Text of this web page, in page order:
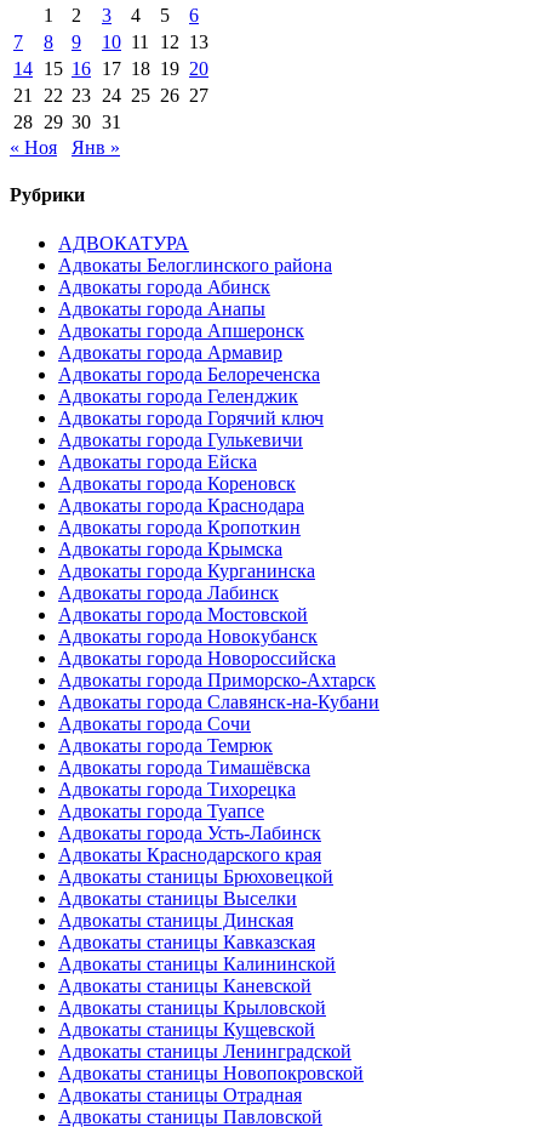
1
2 3 4 5
6
7
8 9 10 11 12 13
14 15 16 17 18 19 20
21
22 23 24 25 26 27
28 29 30 31
« Ноя
Янв »
Рубрики
АДВОКАТУРА
Адвокаты Белоглинского района
Адвокаты города Абинск
Адвокаты города Анапы
Адвокаты города Апшеронск
Адвокаты города Армавир
Адвокаты города Белореченска
Адвокаты города Геленджик
Адвокаты города Горячий ключ
Адвокаты города Гулькевичи
Адвокаты города Ейска
Адвокаты города Кореновск
Адвокаты города Краснодара
Адвокаты города Кропоткин
Адвокаты города Крымска
Адвокаты города Курганинска
Адвокаты города Лабинск
Адвокаты города Мостовской
Адвокаты города Новокубанск
Адвокаты города Новороссийска
Адвокаты города Приморско-Ахтарск
Адвокаты города Славянск-на-Кубани
Адвокаты города Сочи
Адвокаты города Темрюк
Адвокаты города Тимашёвска
Адвокаты города Тихорецка
Адвокаты города Туапсе
Адвокаты города Усть-Лабинск
Адвокаты Краснодарского края
Адвокаты станицы Брюховецкой
Адвокаты станицы Выселки
Адвокаты станицы Динская
Адвокаты станицы Кавказская
Адвокаты станицы Калининской
Адвокаты станицы Каневской
Адвокаты станицы Крыловской
Адвокаты станицы Кущевской
Адвокаты станицы Ленинградской
Адвокаты станицы Новопокровской
Адвокаты станицы Отрадная
Адвокаты станицы Павловской